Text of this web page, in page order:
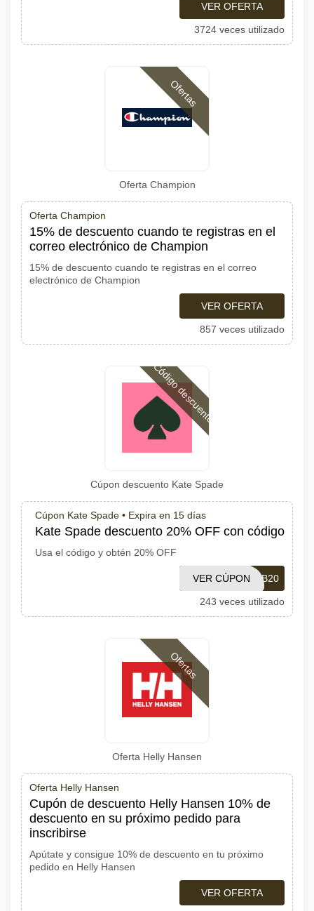
VER OFERTA
3724 veces utilizado
Ofertas
Oferta Champion
Oferta Champion
15% de descuento cuando te registras en el
correo electrónico de Champion
15% de descuento cuando te registras en el correo
electrónico de Champion
VER OFERTA
857 veces utilizado
Código descuento
Cúpon descuento Kate Spade
Cúpon Kate Spade • Expira en 15 días
Kate Spade descuento 20% OFF con código
Usa el código y obtén 20% OFF
NEWHB20
VER CÚPON
243 veces utilizado
Ofertas
Oferta Helly Hansen
Oferta Helly Hansen
Cupón de descuento Helly Hansen 10% de
descuento en su próximo pedido para
inscribirse
Apútate y consigue 10% de descuento en tu próximo
pedido en Helly Hansen
VER OFERTA